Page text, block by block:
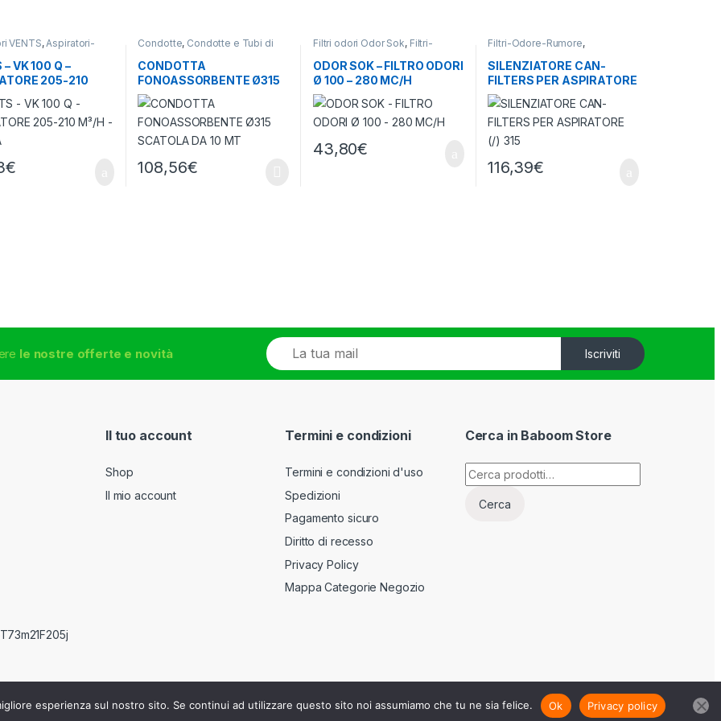
VENTS,Aspiratori-
Ventilazione - Aria
– VK 100 Q –
205-210
DBA
€
Condotte, Condotte e Tubi di
CONDOTTA
FONOASSORBENTE Ø315
SCATOLA DA 10 MT
108,56€
Filtri odori Odor Sok, Filtri-
Aria
ODOR SOK – FILTRO ODORI
Ø 100 – 280 MC/H
43,80€
Filtri-Odore-Rumore,
SILENZIATORE CAN-
FILTERS PER ASPIRATORE
(/) 315
116,39€
le nostre offerte e novità
E
m
a
Iscriviti
Il tuo account
Shop
Il mio account
Termini e condizioni
Termini e condizioni d'uso
Spedizioni
Pagamento sicuro
Diritto di recesso
Privacy Policy
Mappa Categorie Negozio
Cerca in Baboom Store
Cerca:
Cerca
- REA : BG-412759 - C.F. e n° iscr. Registro Imprese MGRRRT73m21F205j -Privacy Policy
esperienza sul nostro sito. Se continui ad utilizzare questo sito noi assumiamo che tu ne sia felice. Ok Privacy policy